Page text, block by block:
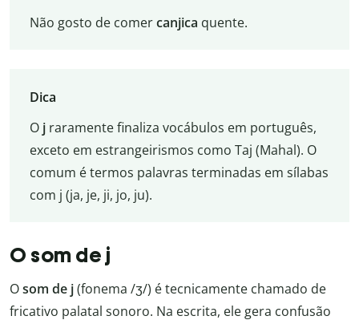
Não gosto de comercanjica quente.
Dica
O jraramente finaliza vocábulos em português,
exceto em estrangeirismos como Taj (Mahal). O
comum é termos palavras terminadas em sílabas
com j (ja, je, ji, jo, ju).
O som de j
Osom de j(fonema /ʒ/) é tecnicamente chamado de
fricativo palatal sonoro. Na escrita, ele gera confusão